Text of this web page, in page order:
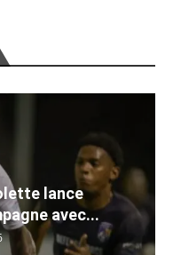
lance
avec...